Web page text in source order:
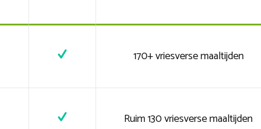
170+ vriesverse maaltijden
Ruim 130 vriesverse maaltijden